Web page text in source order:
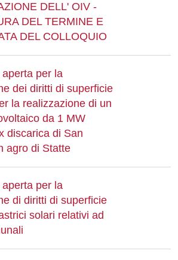
DELL' OIV -
DEL TERMINE E
DEL COLLOQUIO
per la
dei diritti di superficie
la realizzazione di un
da 1 MW
discarica di San
agro di Statte
per la
di diritti di superficie
solari relativi ad